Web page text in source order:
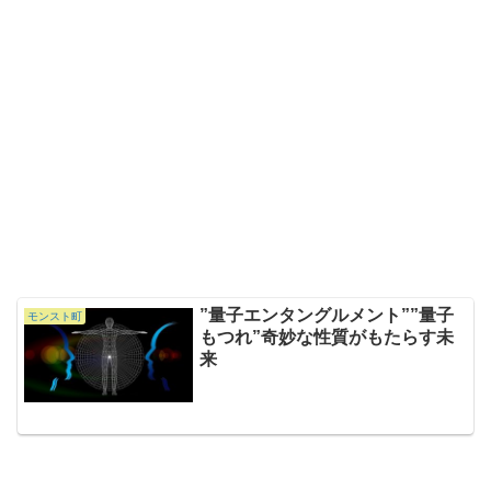
モンスト町
”量子エンタングルメント””量子
もつれ”奇妙な性質がもたらす未
来